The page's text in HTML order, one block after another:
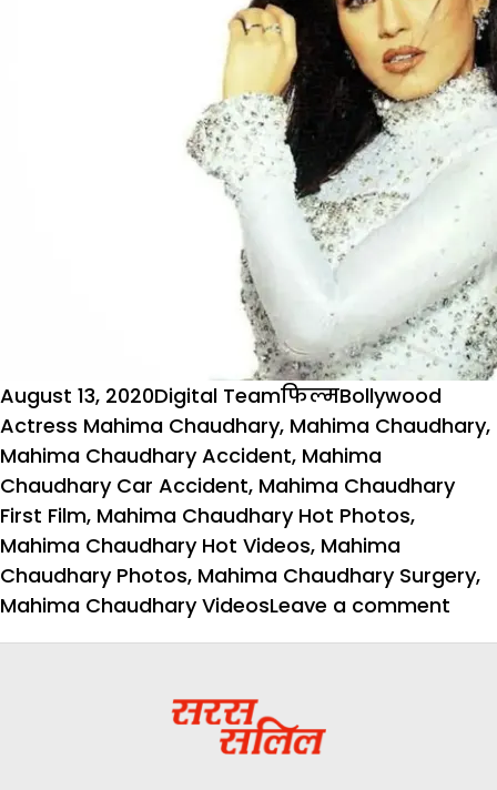
Posted
on
August 13, 2020Author
Digital TeamCategories
फिल्मTags
Bollywood
Actress Mahima Chaudhary, Mahima Chaudhary,
Mahima Chaudhary Accident, Mahima
Chaudhary Car Accident, Mahima Chaudhary
First Film, Mahima Chaudhary Hot Photos,
Mahima Chaudhary Hot Videos, Mahima
Chaudhary Photos, Mahima Chaudhary Surgery,
Mahima Chaudhary VideosLeave a comment